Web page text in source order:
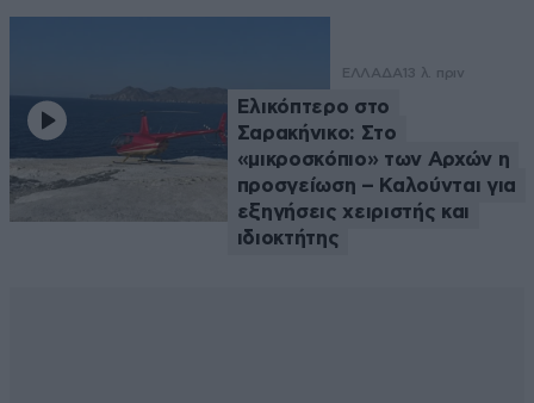
ΕΛΛΑΔΑ 13 λ. πριν
Ελικόπτερο στο
Σαρακήνικο: Στο
«μικροσκόπιο» των Αρχών η
προσγείωση – Καλούνται για
εξηγήσεις χειριστής και
ιδιοκτήτης